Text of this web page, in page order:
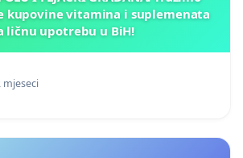
kupovine vitamina i suplemenata
ličnu upotrebu u BiH!
mjeseci